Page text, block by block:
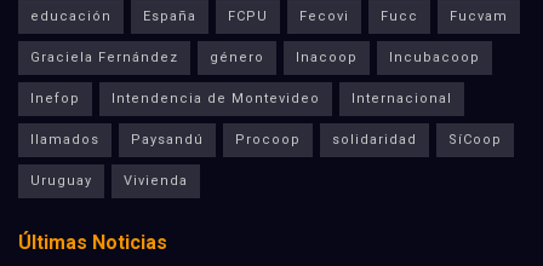
educación España FCPU Fecovi Fucc Fucvam
Graciela Fernández género Inacoop Incubacoop
Inefop Intendencia de Montevideo Internacional
llamados Paysandú Procoop solidaridad SíCoop
Uruguay Vivienda
Últimas Noticias